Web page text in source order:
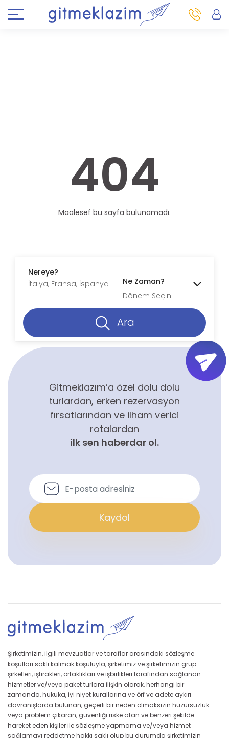
404
Maalesef bu sayfa bulunamadı.
Nereye?
Ne Zaman?
Dönem Seçin
Ara
Gitmeklazım’a özel dolu dolu
turlardan, erken rezervasyon
fırsatlarından ve ilham verici
rotalardan
ilk sen haberdar ol.
Kaydol
Şirketimizin, ilgili mevzuatlar ve taraflar arasındaki sözleşme
koşulları saklı kalmak koşuluyla, şirketimiz ve şirketimizin grup
şirketleri, iştirakleri, ortaklıkları ve işbirlikleri tarafından sağlanan
hizmetler ve/veya paket turlara ilişkin olarak, herhangi bir
zamanda, hukuka, iyi niyet kurallarına ve örf ve adete aykırı
davranışlarda bulunan, geçerli bir neden olmaksızın huzursuzluk
veya problem çıkaran, güvenliği riske atan ve benzeri şekilde
hareket eden kişiler ile sözleşme yapmama ve/veya hizmet
sağlamayı reddetme hakkı saklı olup bu durumda şirketimizin